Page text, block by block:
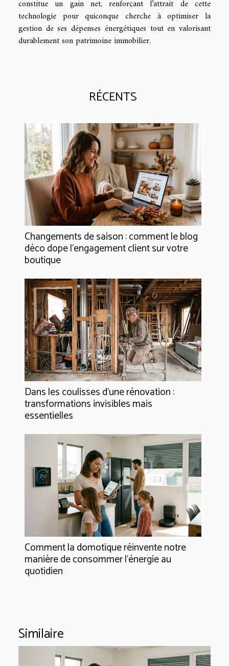
constitue un gain net, renforçant l’attrait de cette
technologie pour quiconque cherche à optimiser la
gestion de ses dépenses énergétiques tout en valorisant
durablement son patrimoine immobilier.
RÉCENTS
Changements de saison : comment le blog
déco dope l’engagement client sur votre
boutique
Dans les coulisses d'une rénovation :
transformations invisibles mais
essentielles
Comment la domotique réinvente notre
manière de consommer l'énergie au
quotidien
Similaire